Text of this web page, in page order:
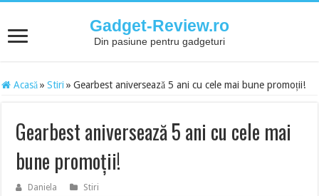
Gadget-Review.ro
Din pasiune pentru gadgeturi
Acasă » Stiri » Gearbest aniversează 5 ani cu cele mai bune promoții!
Gearbest aniversează 5 ani cu cele mai
bune promoții!
Daniela Stiri